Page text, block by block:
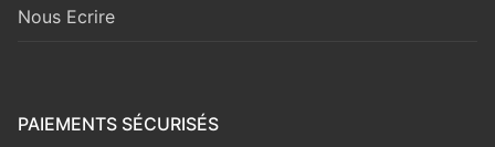
Nous Ecrire
PAIEMENTS SÉCURISÉS